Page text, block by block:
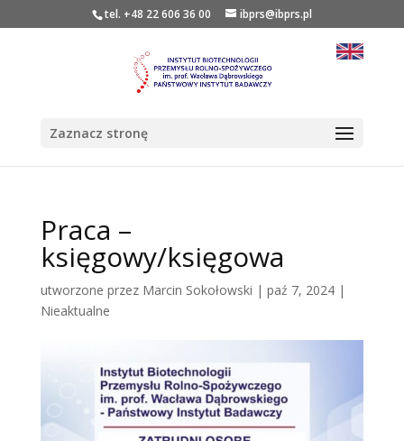
tel. +48 22 606 36 00 ibprs@ibprs.pl
Zaznacz stronę
Praca –
księgowy/księgowa
utworzone przez Marcin Sokołowski | paź 7, 2024|
Nieaktualne